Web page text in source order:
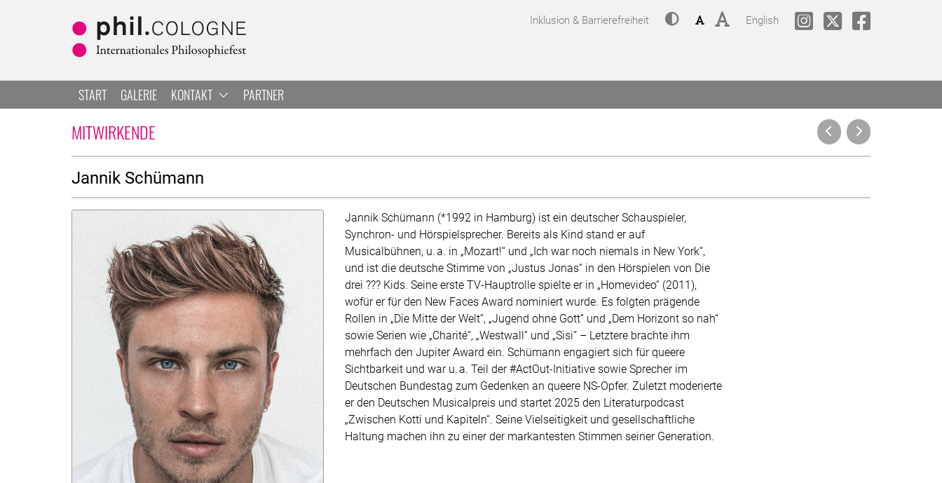
Zum Hauptbereich springen
Zur Navigation springen
Zur Suche springen Inklusion & Barrierefreiheit KontrastSchriftgröße: Klein
Schriftgröße: Groß
Change language to
English phil.COLOGNE @ Instagram
phil.COLOGNE
START GALERIE KONTAKT PARTNER
MITWIRKENDE
Über
Jannik Schümann
Jannik Schümann (*1992 in Hamburg) ist ein deutscher Schauspieler,
Synchron- und Hörspielsprecher. Bereits als Kind stand er auf
Musicalbühnen, u. a. in „Mozart!“ und „Ich war noch niemals in New York“,
und ist die deutsche Stimme von „Justus Jonas“ in den Hörspielen von Die
drei ??? Kids. Seine erste TV-Hauptrolle spielte er in „Homevideo“ (2011),
wofür er für den New Faces Award nominiert wurde. Es folgten prägende
Rollen in „Die Mitte der Welt“, „Jugend ohne Gott“ und „Dem Horizont so nah“
sowie Serien wie „Charité“, „Westwall“ und „Sisi“ – Letztere brachte ihm
mehrfach den Jupiter Award ein. Schümann engagiert sich für queere
Sichtbarkeit und war u. a. Teil der #ActOut-Initiative sowie Sprecher im
Deutschen Bundestag zum Gedenken an queere NS-Opfer. Zuletzt moderierte
er den Deutschen Musicalpreis und startet 2025 den Literaturpodcast
„Zwischen Kotti und Kapiteln“. Seine Vielseitigkeit und gesellschaftliche
Haltung machen ihn zu einer der markantesten Stimmen seiner Generation.